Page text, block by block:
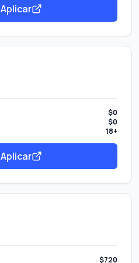
Aplicar
$0
$0
18+
Aplicar
$720